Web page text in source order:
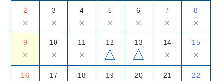
2
×
3
×
4
×
5
×
6
×
7
×
8
×
9
×
10
×
11
×
12
△
13
△
14
×
15
×
16 17 18 19 20 21 22